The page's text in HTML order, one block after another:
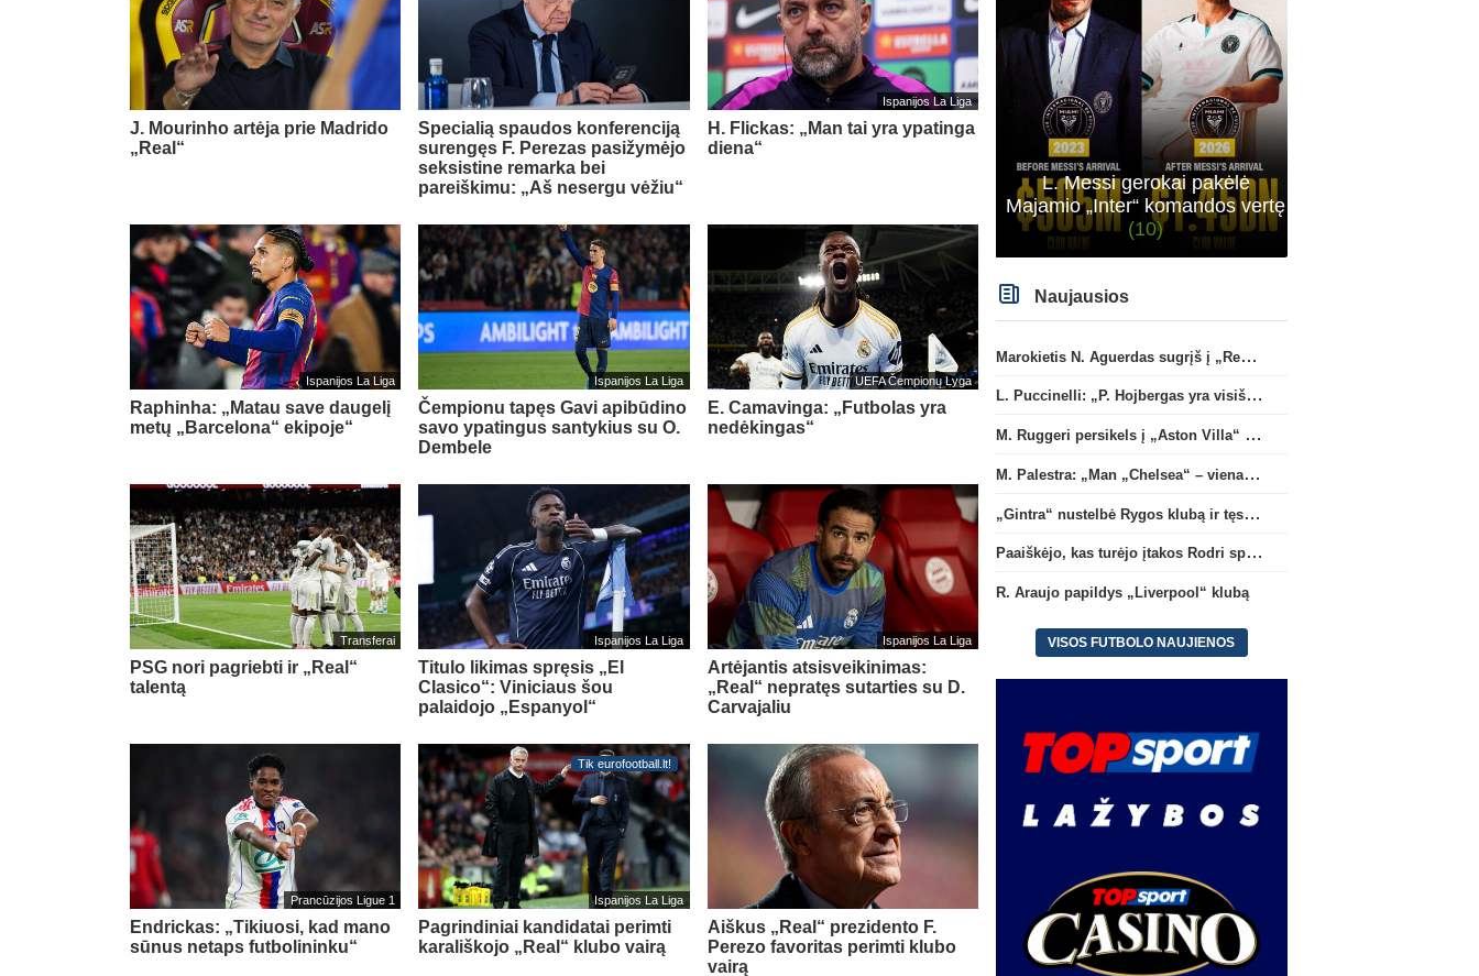
J. Mourinho artėja prie Madrido
„Real“
Specialią spaudos konferenciją
surengęs F. Perezas pasižymėjo
seksistine remarka bei
pareiškimu: „Aš nesergu vėžiu“
Ispanijos La Liga
H. Flickas: „Man tai yra ypatinga
diena“
Ispanijos La Liga
Raphinha: „Matau save daugelį
metų „Barcelona“ ekipoje“
Ispanijos La Liga
Čempionu tapęs Gavi apibūdino
savo ypatingus santykius su O.
Dembele
UEFA Čempionų Lyga
E. Camavinga: „Futbolas yra
nedėkingas“
Transferai
PSG nori pagriebti ir „Real“
talentą
Ispanijos La Liga
Titulo likimas spręsis „El
Clasico“: Viniciaus šou
palaidojo „Espanyol“
Ispanijos La Liga
Artėjantis atsisveikinimas:
„Real“ nepratęs sutarties su D.
Carvajaliu
Prancūzijos Ligue 1
Endrickas: „Tikiuosi, kad mano
sūnus netaps futbolininku“
Tik eurofootball.lt!
Ispanijos La Liga
Pagrindiniai kandidatai perimti
karališkojo „Real“ klubo vairą
Aiškus „Real“ prezidento F.
Perezo favoritas perimti klubo
vairą
L. Messi gerokai pakėlė
Majamio „Inter“ komandos vertę
(10)
Naujausios
Marokietis N. Aguerdas sugrįš į „Real Sociedad“ klubą
L. Puccinelli: „P. Hojbergas yra visiškai susitelkęs darbui Marselyje“
M. Ruggeri persikels į „Aston Villa“ ekipą
M. Palestra: „Man „Chelsea“ – vienas didžiausių klubų futbole“
„Gintra“ nustelbė Rygos klubą ir tęs kovas UEFA Europos taurės atrankoje
Paaiškėjo, kas turėjo įtakos Rodri sprendimui pasirinkti Barselonos pusę
R. Araujo papildys „Liverpool“ klubą
VISOS FUTBOLO NAUJIENOS